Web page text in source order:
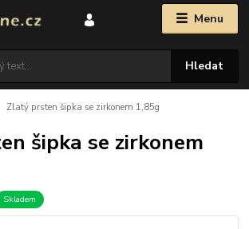
Menu
Hledat
Zlatý prsten šipka se zirkonem 1,85g
šipka se zirkonem
Skladem